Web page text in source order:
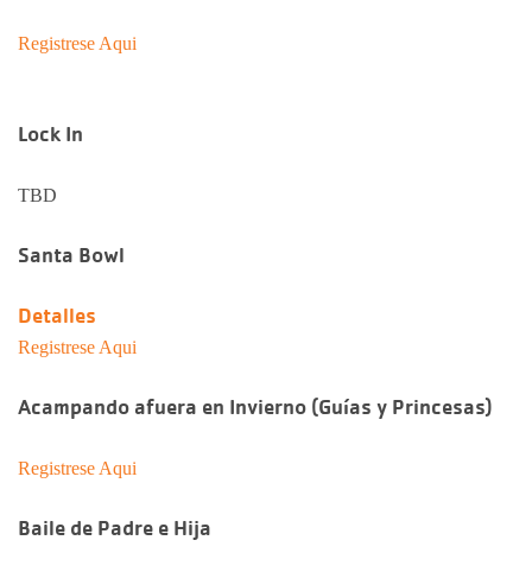
Registrese Aqui
Lock In
TBD
Santa Bowl
Detalles
Registrese Aqui
Acampando afuera en Invierno (Guías y Princesas)
Registrese Aqui
Baile de Padre e Hija